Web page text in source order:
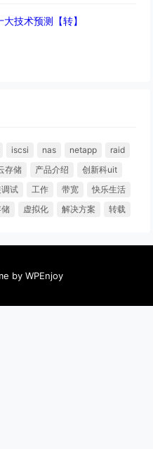
技术预测【转】
iscsi nas netapp
raid
存储 产品介绍
创新科uit
试 工作 带宽
快乐生活
虚拟化 解决方案 转载
by WPEnjoy